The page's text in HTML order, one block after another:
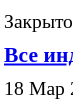
Закрыто
Все
18 Мар